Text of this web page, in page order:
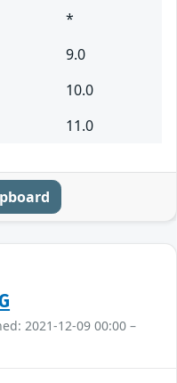
*
9.0
10.0
11.0
2021-12-09 00:00 –